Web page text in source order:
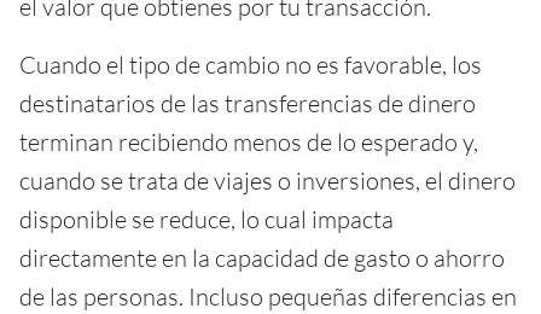
el valor que obtienes por tu transacción.
Cuando el tipo de cambio no es favorable, los
destinatarios de las transferencias de dinero
terminan recibiendo menos de lo esperado y,
cuando se trata de viajes o inversiones, el dinero
disponible se reduce, lo cual impacta
directamente en la capacidad de gasto o ahorro
de las personas. Incluso pequeñas diferencias en